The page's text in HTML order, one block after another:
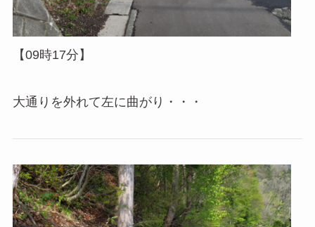
【09時17分】
大通りを外れて左に曲がり・・・